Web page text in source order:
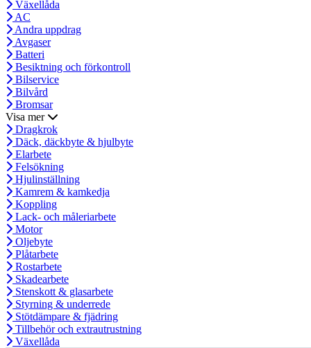
Växellåda
AC
Andra uppdrag
Avgaser
Batteri
Besiktning och förkontroll
Bilservice
Bilvård
Bromsar
Visa mer
Dragkrok
Däck, däckbyte & hjulbyte
Elarbete
Felsökning
Hjulinställning
Kamrem & kamkedja
Koppling
Lack- och måleriarbete
Motor
Oljebyte
Plåtarbete
Rostarbete
Skadearbete
Stenskott & glasarbete
Styrning & underrede
Stötdämpare & fjädring
Tillbehör och extrautrustning
Växellåda